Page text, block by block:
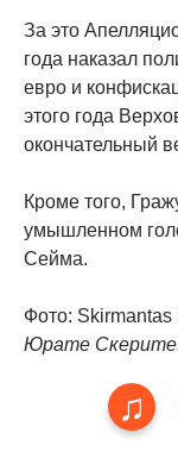
За это
года наказал
евро и
этого года
окончательный
Кроме того,
умышленном
Сейма.
Фото:
Юрате